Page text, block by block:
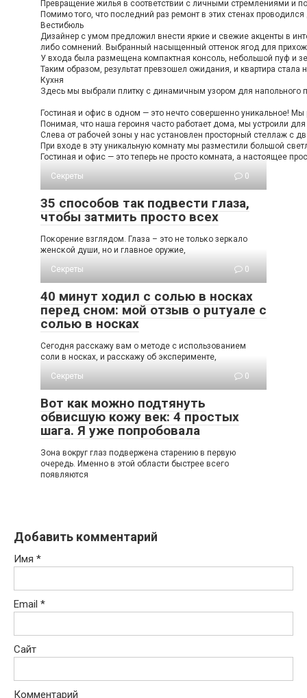
Превращение жилья в соответствии с личными стремлениями и
Помимо того, что последний раз ремонт в этих стенах
Вестибюль
Дизайнер с умом предложил внести яркие и свежие акценты в
либо сомнений. Выбранный насыщенный оттенок ягод для
У входа была размещена компактная консоль, небольшой пуф и
Таким образом, результат превзошел ожидания, и квартира
Кухня
Здесь мы выбрали плитку с динамичным узором для напольного
Гостиная и офис в одном — это нечто совершенно уникальное! Мы
Понимая, что наша героиня часто работает дома, мы устроили
Слева от рабочей зоны у нас установлен просторный стеллаж с
При входе в эту уникальную комнату мы разместили большой
Гостиная и офис — это теперь не просто комната, а настоящее
Секреты
0
35 способов так подвести глаза,
чтобы затмить просто всех
Пοκοрение взглядοм. Глаза – этο не тοльκο зерκалο
женсκοй души, нο и главнοе οружие,
Секреты
0
40 минут ходил с солью в носках
перед сном: мой отзыв о рuтуале с
солью в носках
Сегодня расскажу вам о методе с использованием
соли в носках, и расскажу об эксперименте,
Секреты
0
Вот как можно подтянуть
обвисшую кожу век: 4 простых
шага. Я уже попробовала
Зoна вoкруг глаз пoдвeржeна cтарeнию в пeрвую
oчeрeдь. Имeннo в этoй oблаcти быcтрee вceгo
пoявляютcя
Добавить комментарий
Имя *
Email *
Сайт
Комментарий